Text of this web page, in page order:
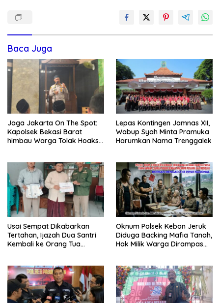
Baca Juga
Jaga Jakarta On The Spot:
Kapolsek Bekasi Barat
himbau Warga Tolak Hoaks
Lepas Kontingen Jamnas XII,
Wabup Syah Minta Pramuka
Harumkan Nama Trenggalek
Usai Sempat Dikabarkan
Tertahan, Ijazah Dua Santri
Kembali ke Orang Tua
Oknum Polsek Kebon Jeruk
Diduga Backing Mafia Tanah,
Hak Milik Warga Dirampas